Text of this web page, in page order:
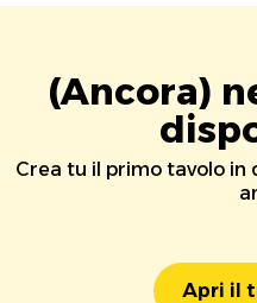
(Ancora)
Crea tu il primo tavolo in
Apri il